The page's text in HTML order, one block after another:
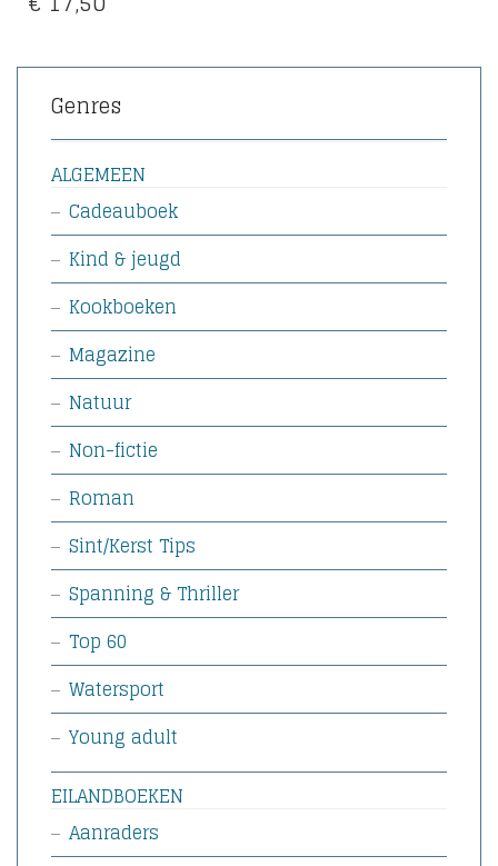
Genres
ALGEMEEN
Cadeauboek
Kind & jeugd
Kookboeken
Magazine
Natuur
Non-fictie
Roman
Sint/Kerst Tips
Spanning & Thriller
Top 60
Watersport
Young adult
EILANDBOEKEN
Aanraders